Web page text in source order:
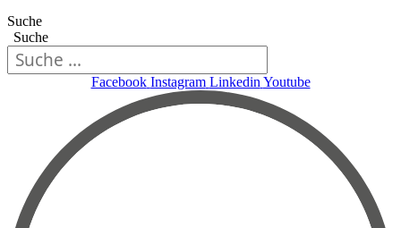
Suche
Suche
Facebook Instagram Linkedin Youtube